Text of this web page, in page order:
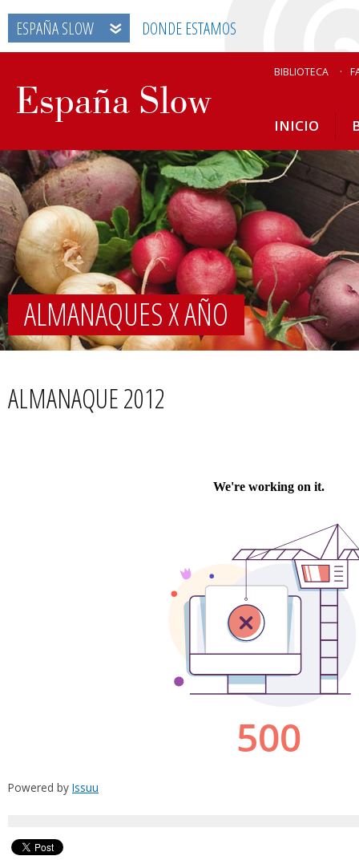
ESPAÑA SLOW DONDE ESTAMOS
BIBLIOTECA
INICIO
ALMANAQUES X AÑO
ALMANAQUE 2012
Powered by Issuu